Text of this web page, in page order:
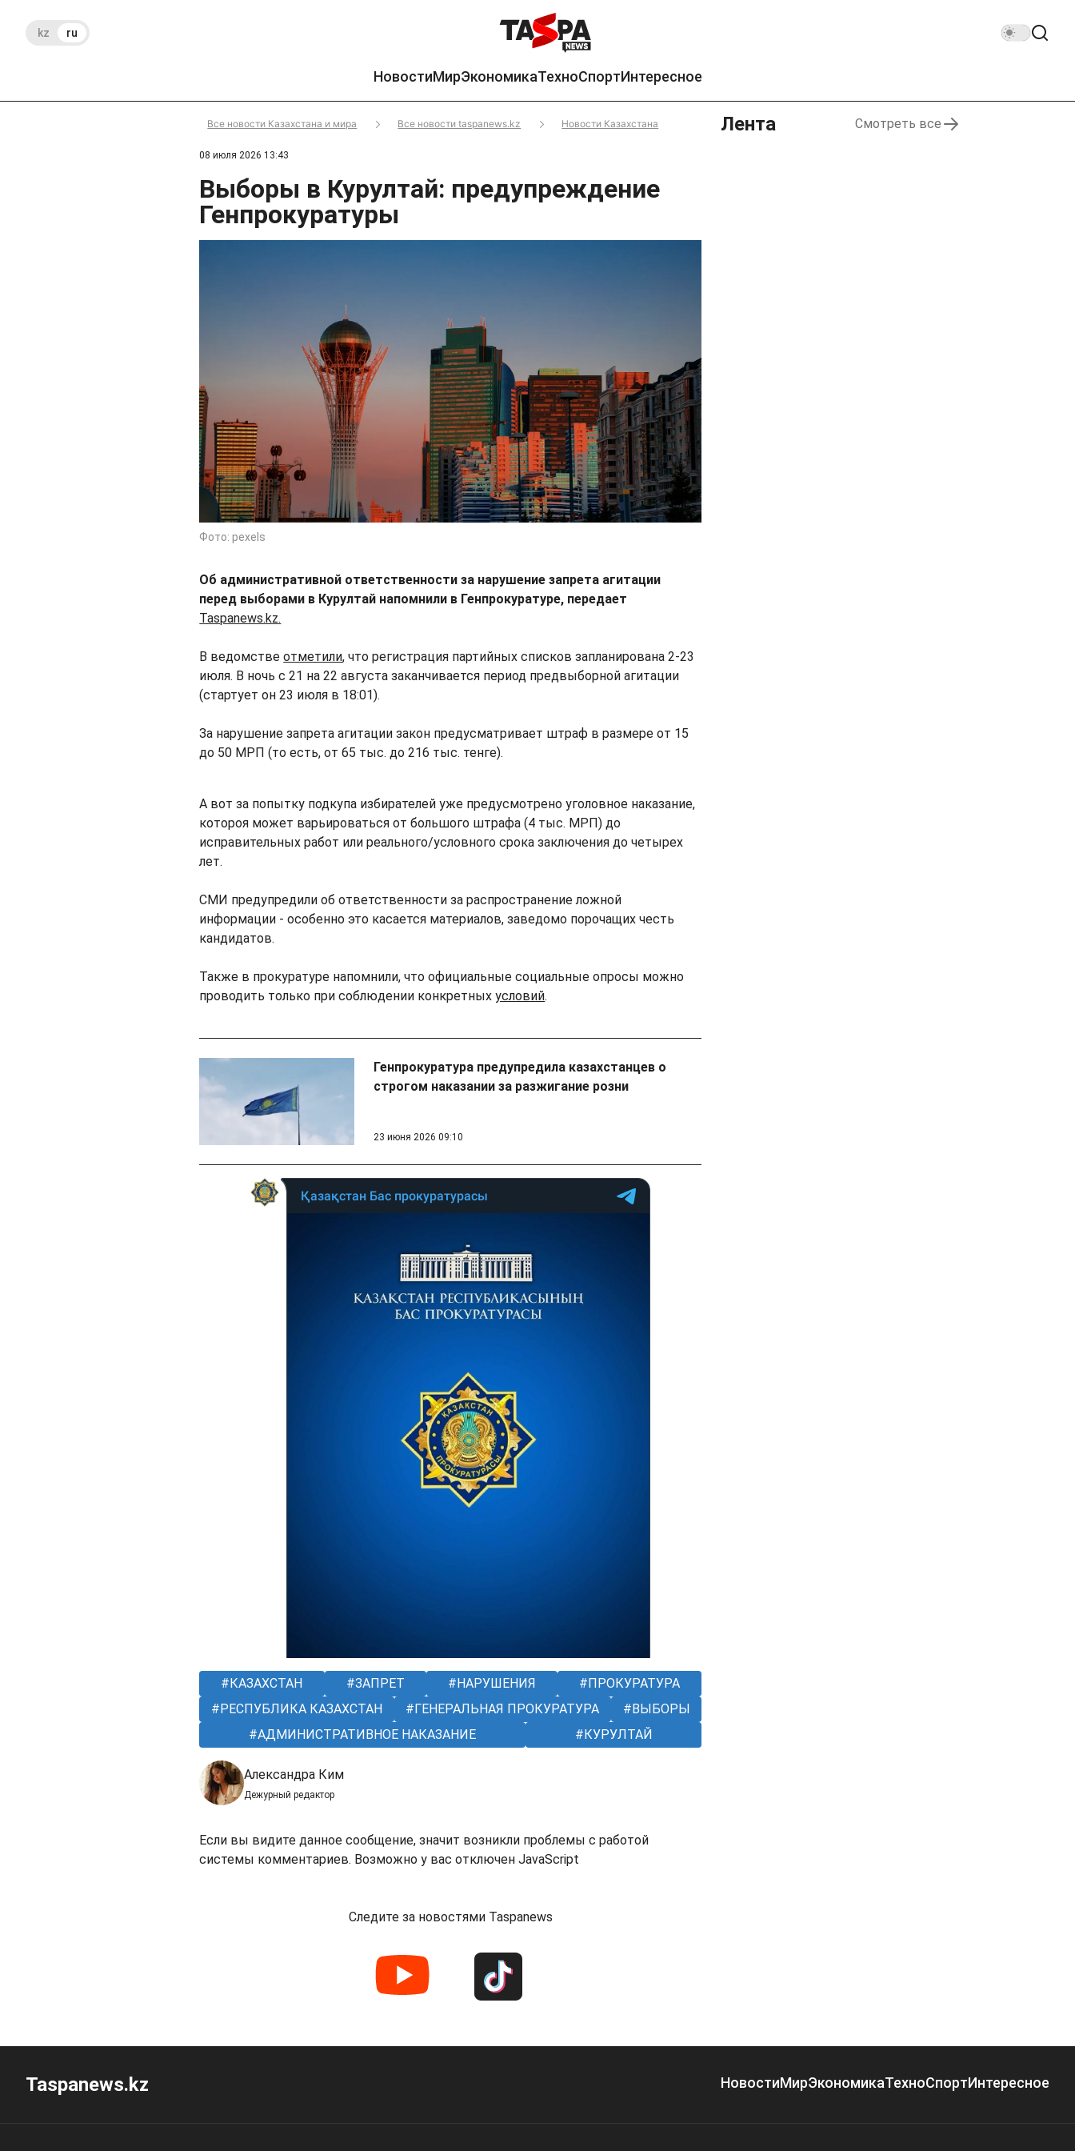
kz ru
НовостиМирЭкономикаТехноСпортИнтересное
Все новости Казахстана и мира Все новости taspanews.kz Новости Казахстана
08 июля 2026 13:43
Выборы в Курултай: предупреждение
Генпрокуратуры
Фото: pexels
Об административной ответственности за нарушение запрета агитации
перед выборами в Курултай напомнили в Генпрокуратуре, передает
Taspanews.kz.
В ведомствеотметили, что регистрация партийных списков запланирована 2-23
июля. В ночь с 21 на 22 августа заканчивается период предвыборной агитации
(стартует он 23 июля в 18:01).
За нарушение запрета агитации закон предусматривает штраф в размере от 15
до 50 МРП (то есть, от 65 тыс. до 216 тыс. тенге).
А вот за попытку подкупа избирателей уже предусмотрено уголовное наказание,
котороя может варьироваться от большого штрафа (4 тыс. МРП) до
исправительных работ или реального/условного срока заключения до четырех
лет.
СМИ предупредили об ответственности за распространение ложной
информации - особенно это касается материалов, заведомо порочащих честь
кандидатов.
Также в прокуратуре напомнили, что официальные социальные опросы можно
проводить только при соблюдении конкретныхусловий.
Генпрокуратура предупредила казахстанцев о
строгом наказании за разжигание розни
23 июня 2026 09:10
КАЗАХСТАН ЗАПРЕТ НАРУШЕНИЯ
ПРОКУРАТУРА
РЕСПУБЛИКА КАЗАХСТАН
ГЕНЕРАЛЬНАЯ ПРОКУРАТУРА
ВЫБОРЫ
АДМИНИСТРАТИВНОЕ НАКАЗАНИЕ
КУРУЛТАЙ
Александра Ким
Дежурный редактор
Если вы видите данное сообщение, значит возникли проблемы с работой
системы комментариев. Возможно у вас отключен JavaScript
Следите за новостями Taspanews
Лента Смотреть все
Taspanews.kz НовостиМирЭкономикаТехноСпортИнтересное